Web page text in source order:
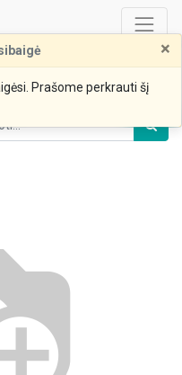
×
Prašome perkrauti šį